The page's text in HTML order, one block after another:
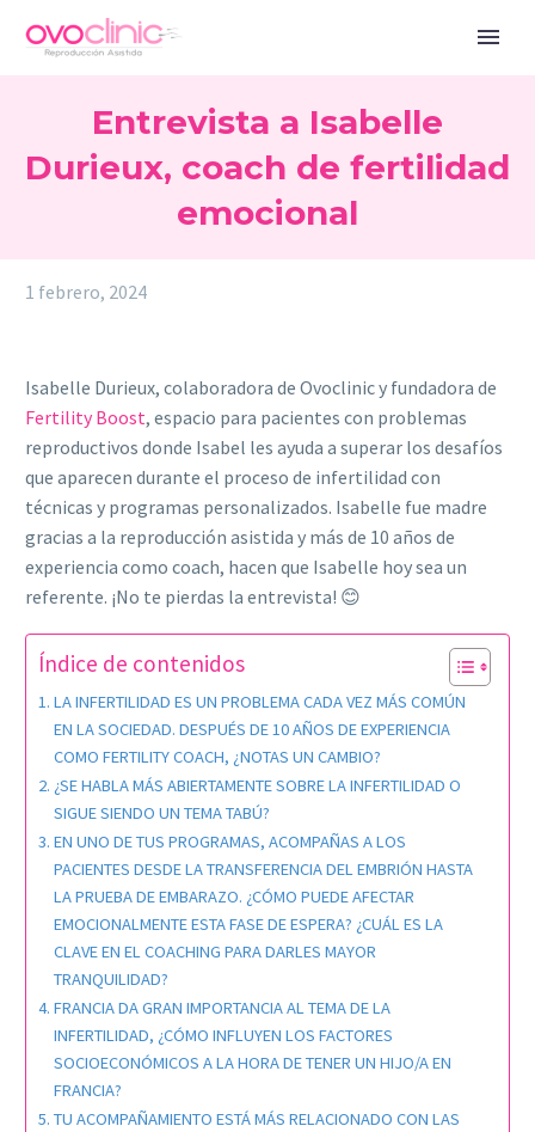
Entrevista a Isabelle
Durieux, coach de fertilidad
emocional
1 febrero, 2024
Isabelle Durieux, colaboradora de Ovoclinic y fundadora de
Fertility Boost, espacio para pacientes con problemas
reproductivos donde Isabel les ayuda a superar los desafíos
que aparecen durante el proceso de infertilidad con
técnicas y programas personalizados. Isabelle fue madre
gracias a la reproducción asistida y más de 10 años de
experiencia como coach, hacen que Isabelle hoy sea un
referente. ¡No te pierdas la entrevista! 😊
Índice de contenidos
LA INFERTILIDAD ES UN PROBLEMA CADA VEZ MÁS COMÚN
EN LA SOCIEDAD. DESPUÉS DE 10 AÑOS DE EXPERIENCIA
COMO FERTILITY COACH, ¿NOTAS UN CAMBIO?
¿SE HABLA MÁS ABIERTAMENTE SOBRE LA INFERTILIDAD O
SIGUE SIENDO UN TEMA TABÚ?
EN UNO DE TUS PROGRAMAS, ACOMPAÑAS A LOS
PACIENTES DESDE LA TRANSFERENCIA DEL EMBRIÓN HASTA
LA PRUEBA DE EMBARAZO. ¿CÓMO PUEDE AFECTAR
EMOCIONALMENTE ESTA FASE DE ESPERA? ¿CUÁL ES LA
CLAVE EN EL COACHING PARA DARLES MAYOR
TRANQUILIDAD?
FRANCIA DA GRAN IMPORTANCIA AL TEMA DE LA
INFERTILIDAD, ¿CÓMO INFLUYEN LOS FACTORES
SOCIOECONÓMICOS A LA HORA DE TENER UN HIJO/A EN
FRANCIA?
TU ACOMPAÑAMIENTO ESTÁ MÁS RELACIONADO CON LAS